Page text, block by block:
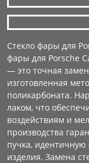
Стекло фары для
фары для Porsche
— это точная
изготовленная
поликарбоната.
лаком, что
воздействиям и
производства
пучка, идентичную
изделия. Замена